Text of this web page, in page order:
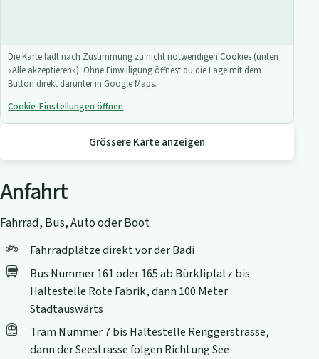
Die Karte lädt nach Zustimmung zu nicht notwendigen Cookies (unten
«Alle akzeptieren»). Ohne Einwilligung öffnest du die Lage mit dem
Button direkt darunter in Google Maps.
Cookie-Einstellungen öffnen
Grössere Karte anzeigen
Anfahrt
Fahrrad, Bus, Auto oder Boot
Fahrradplätze direkt vor der Badi
Bus Nummer 161 oder 165 ab Bürkliplatz bis
Haltestelle Rote Fabrik, dann 100 Meter
Stadtauswärts
Tram Nummer 7 bis Haltestelle Renggerstrasse,
dann der Seestrasse folgen Richtung See